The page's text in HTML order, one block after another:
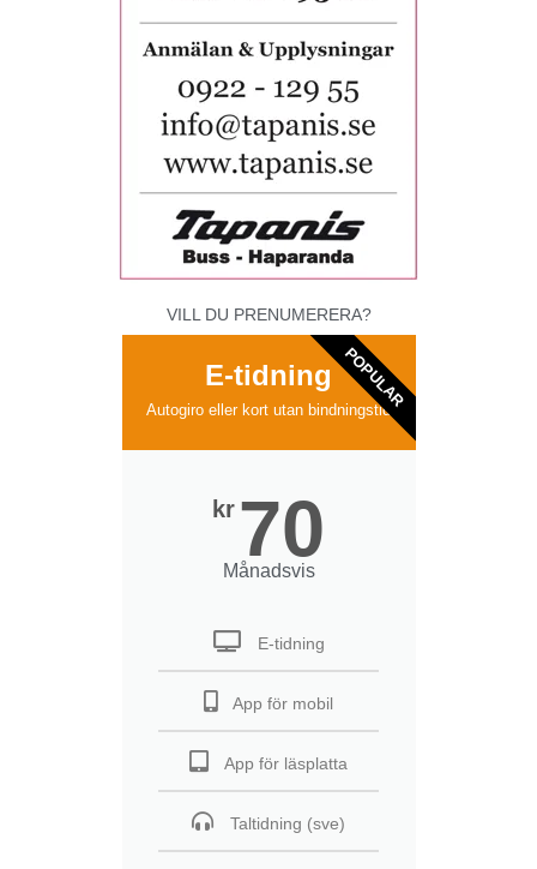
VILL DU PRENUMERERA?
E-tidning
Autogiro eller kort utan bindningstid
kr 70
Månadsvis
E-tidning
App för mobil
App för läsplatta
Taltidning (sve)
POPULAR